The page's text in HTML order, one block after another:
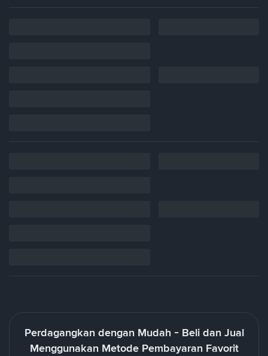
Perdagangkan dengan Mudah - Beli dan Jual
Menggunakan Metode Pembayaran Favorit